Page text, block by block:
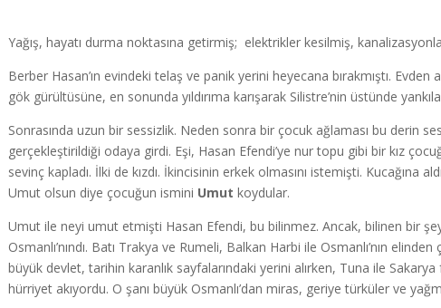
Yağış, hayatı durma noktasına getirmiş; elektrikler kesilmiş,
Berber Hasan’ın evindeki telaş ve panik yerini heyecana bırakmıştı. Evden
gök gürültüsüne, en sonunda yıldırıma karışarak Silistre’nin üstünde
Sonrasında uzun bir sessizlik. Neden sonra bir çocuk ağlaması bu derin
gerçekleştirildiği odaya girdi. Eşi, Hasan Efendi’ye nur topu gibi bir kız
sevinç kapladı. İlki de kızdı. İkincisinin erkek olmasını istemişti. Kucağına
Umut olsun diye çocuğun ismini Umut koydular.
Umut ile neyi umut etmişti Hasan Efendi, bu bilinmez. Ancak, bilinen bir
Osmanlı’nındı. Batı Trakya ve Rumeli, Balkan Harbi ile Osmanlı’nın
büyük devlet, tarihin karanlık sayfalarındaki yerini alırken, Tuna ile
hürriyet akıyordu. O şanı büyük Osmanlı’dan miras, geriye türküler ve